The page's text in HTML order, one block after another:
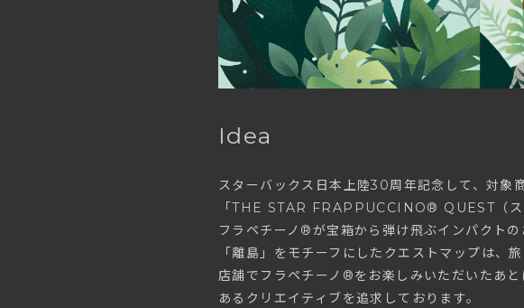
Idea
スターバックス日本上陸30周年記念して、対
「THE STAR FRAPPUCCINO® QUEST（ス
フラペチーノ®が宝箱から弾け飛ぶインパクト
「離島」をモチーフにしたクエストマップは、
店舗でフラペチーノ®をお楽しみいただいたあ
あるクリエイティブを追求しております。